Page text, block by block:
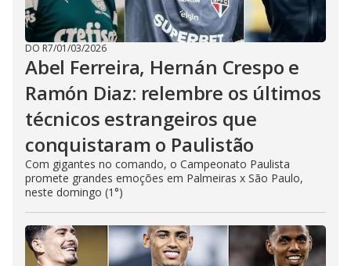
DO R7/01/03/2026
Abel Ferreira, Hernán Crespo e
Ramón Diaz: relembre os últimos
técnicos estrangeiros que
conquistaram o Paulistão
Com gigantes no comando, o Campeonato Paulista
promete grandes emoções em Palmeiras x São Paulo,
neste domingo (1°)